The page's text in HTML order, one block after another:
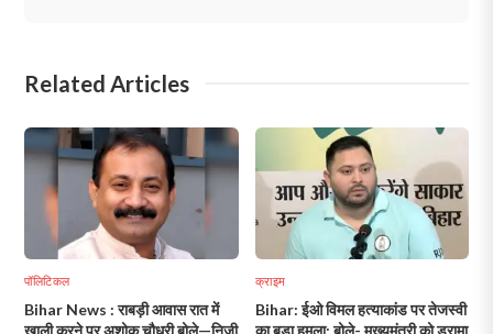
Related Articles
पॉलिटिकल
Bihar News : राबड़ी आवास रात में
क्राइम
Bihar: ईओ विमल हत्याकांड पर तेजस्वी